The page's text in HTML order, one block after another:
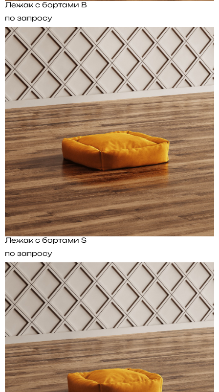
Лежак с бортами B
по запросу
Лежак с бортами S
по запросу